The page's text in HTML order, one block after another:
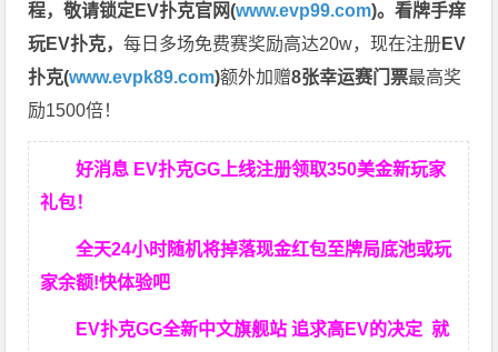
程，敬请锁定EV扑克官网(www.evp99.com)。看牌手痒
玩EV扑克，每日多场免费赛奖励高达20w，现在注册EV
扑克(www.evpk89.com)额外加赠8张幸运赛门票最高奖
励1500倍！
好消息 EV扑克GG上线注册领取350美金新玩家
礼包！
全天24小时随机将掉落现金红包至牌局底池或玩
家余额!快体验吧
EV扑克GG全新中文旗舰站 追求高EV的决定就